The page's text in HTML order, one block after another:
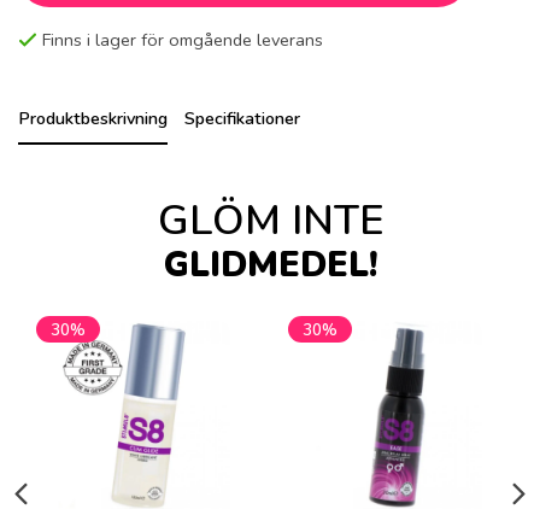
Finns i lager för omgående leverans
Produktbeskrivning Specifikationer
GLÖM INTE
GLIDMEDEL!
30% 30%